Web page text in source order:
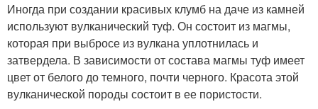
Иногда при создании красивых клумб на даче из камней
используют вулканический туф. Он состоит из магмы,
которая при выбросе из вулкана уплотнилась и
затвердела. В зависимости от состава магмы туф имеет
цвет от белого до темного, почти черного. Красота этой
вулканической породы состоит в ее пористости.